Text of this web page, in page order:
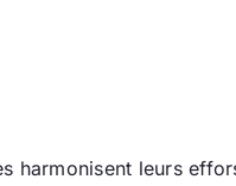
harmonisent leurs